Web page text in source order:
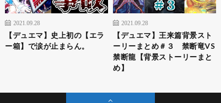
2021.09.28
【デュエマ】史上初の【エラ
ー箱】で涙が止まらん。
2021.09.28
【デュエマ】王来篇背景スト
ーリーまとめ＃３ 禁断竜VS
禁断龍【背景ストーリーまと
め】